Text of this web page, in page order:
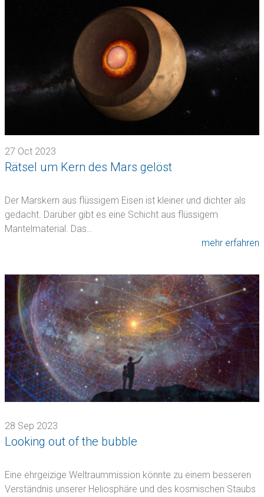
27 Oct 2023
Rätsel um Kern des Mars gelöst
Der Marskern aus flüssigem Eisen ist kleiner und dichter als
gedacht. Darüber gibt es eine Schicht aus flüssigem
Mantelmaterial. Das…
mehr erfahren
28 Sep 2023
Looking out of the bubble
Eine ehrgeizige Weltraummission könnte zu einem besseren
Verständnis unserer Heliosphäre und des kosmischen Staubs